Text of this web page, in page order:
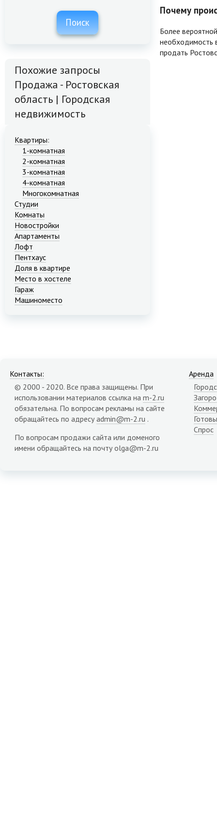
Поиск
Похожие запросы
Продажа - Ростовская
область | Городская
недвижимость
Квартиры:
1-комнатная
2-комнатная
3-комнатная
4-комнатная
Многокомнатная
Студии
Комнаты
Новостройки
Апартаменты
Лофт
Пентхаус
Доля в квартире
Место в хостеле
Гараж
Машиноместо
Почему
Более
необходимость
продать
Контакты:
© 2000 - 2020. Все права защищены. При
использовании материалов ссылка на m-2.ru
обязательна. По вопросам рекламы на сайте
обращайтесь по адресу admin@m-2.ru .
По вопросам продажи сайта или доменого
имени обращайтесь на почту olga@m-2.ru
Аренда
Спрос